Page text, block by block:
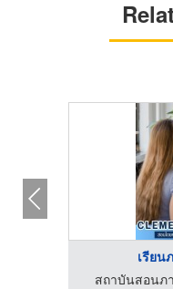
เรียน
สถาบันสอนภ